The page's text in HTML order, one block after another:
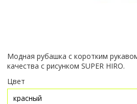
Модная рубашка с коротким
качества с рисунком SUPER HIRO.
Цвет